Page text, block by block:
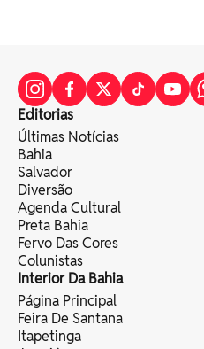
Editorias
Últimas Notícias
Bahia
Salvador
Diversão
Agenda Cultural
Preta Bahia
Fervo Das Cores
Colunistas
Interior Da Bahia
Página Principal
Feira De Santana
Itapetinga